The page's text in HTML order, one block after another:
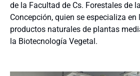
de la Facultad de Cs. Forestales de
Concepción, quien se especializa
productos naturales de plantas
la Biotecnología Vegetal.